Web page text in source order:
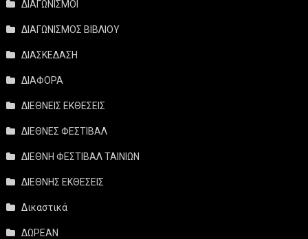
ΔΙΑΓΩΝΙΣΜΟΙ
ΔΙΑΓΩΝΙΣΜΟΣ ΒΙΒΛΙΟΥ
ΔΙΑΣΚΕΔΑΣΗ
ΔΙΑΦΟΡΑ
ΔΙΕΘΝΕΙΣ ΕΚΘΕΣΕΙΣ
ΔΙΕΘΝΕΣ ΦΕΣΤΙΒΑΛ
ΔΙΕΘΝΗ ΦΕΣΤΙΒΑΛ ΤΑΙΝΙΩΝ
ΔΙΕΘΝΗΣ ΕΚΘΕΣΕΙΣ
Δικαστικά
ΔΩΡΕΑΝ